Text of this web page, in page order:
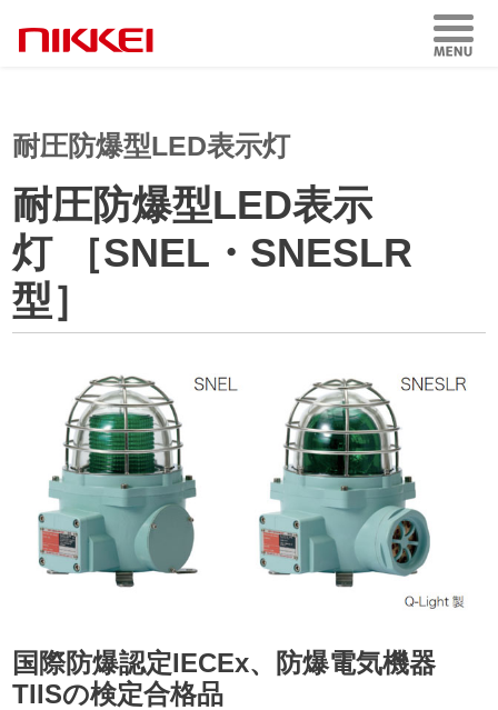
耐圧防爆型LED表示灯
耐圧防爆型LED表示
灯 ［SNEL・SNESLR
型］
国際防爆認定IECEx、防爆電気機器
TIISの検定合格品